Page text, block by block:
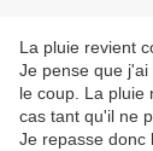
La pluie revient
Je pense que
le coup. La pluie
cas tant qu'il ne
Je repasse donc